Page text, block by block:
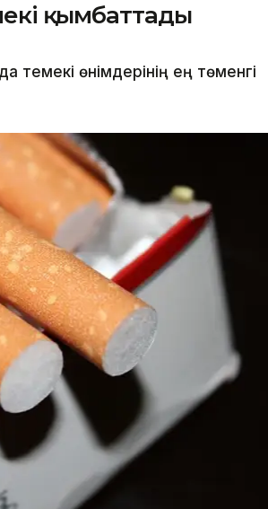
қымбаттады
темекі өнімдерінің ең төменгі